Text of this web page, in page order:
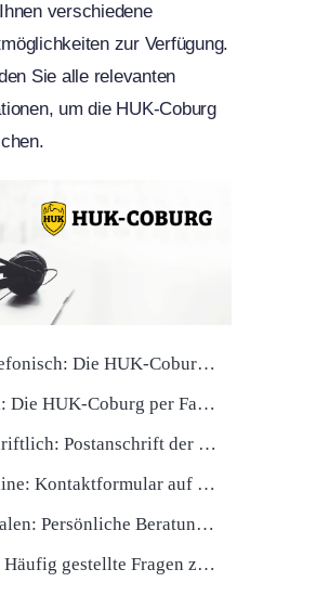
verschiedene
zur Verfügung.
Sie alle relevanten
um die HUK-Coburg
Die HUK-Coburg Hotline nutzen
HUK-Coburg per Fax kontaktieren
Postanschrift der HUK-Coburg
Kontaktformular auf der Website nutzen
Persönliche Beratung vor Ort
Häufig gestellte Fragen zu HUK-Coburg Kontakt: